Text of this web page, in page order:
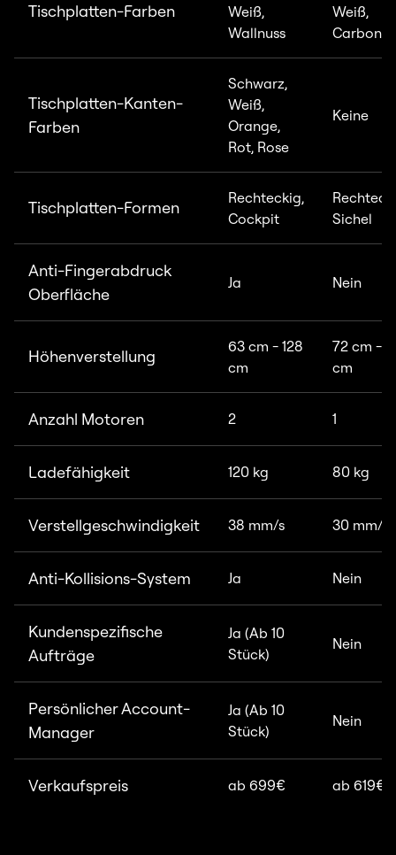
Tischplatten-Farben
Weiß,
Wallnuss
Weiß,
Carbon
Tischplatten-Kanten-
Farben
Schwarz,
Weiß,
Orange,
Rot, Rose
Keine
Tischplatten-Formen
Rechteckig,
Cockpit
Sichel
Anti-Fingerabdruck
Oberfläche
Ja Nein
Höhenverstellung
63 cm - 128
cm
72 cm -
cm
Anzahl Motoren 2 1
Ladefähigkeit 120 kg 80 kg
Verstellgeschwindigkeit 38 mm/s 30 mm/s
Anti-Kollisions-System Ja Nein
Kundenspezifische
Aufträge
Ja (Ab 10
Stück)
Nein
Persönlicher Account-
Manager
Ja (Ab 10
Stück)
Nein
Verkaufspreis ab 699€ ab 619€